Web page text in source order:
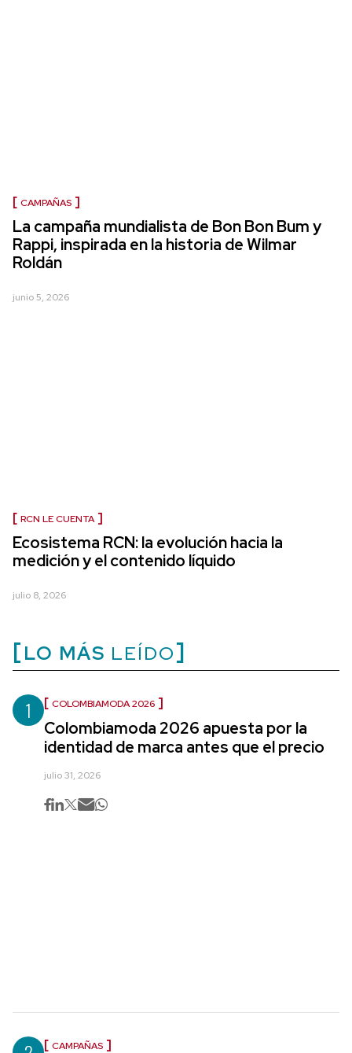
CAMPAÑAS
La campaña mundialista de Bon Bon Bum y
Rappi, inspirada en la historia de Wilmar
Roldán
junio 5, 2026
RCN LE CUENTA
Ecosistema RCN: la evolución hacia la
medición y el contenido líquido
julio 8, 2026
LO MÁS LEÍDO
1 COLOMBIAMODA 2026
Colombiamoda 2026 apuesta por la
identidad de marca antes que el precio
julio 31, 2026
CAMPAÑAS